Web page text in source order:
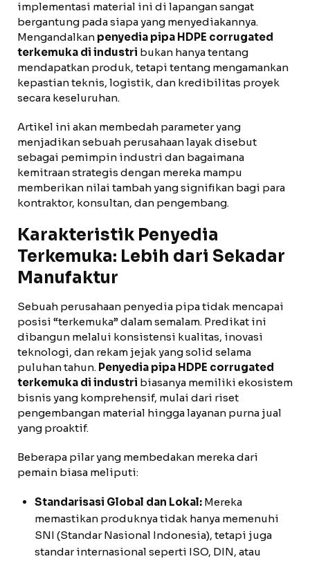
implementasi material ini di lapangan sangat
bergantung pada siapa yang menyediakannya.
Mengandalkan penyedia pipa HDPE corrugated
terkemuka di industri bukan hanya tentang
mendapatkan produk, tetapi tentang mengamankan
kepastian teknis, logistik, dan kredibilitas proyek
secara keseluruhan.
Artikel ini akan membedah parameter yang
menjadikan sebuah perusahaan layak disebut
sebagai pemimpin industri dan bagaimana
kemitraan strategis dengan mereka mampu
memberikan nilai tambah yang signifikan bagi para
kontraktor, konsultan, dan pengembang.
Karakteristik Penyedia
Terkemuka: Lebih dari Sekadar
Manufaktur
Sebuah perusahaan penyedia pipa tidak mencapai
posisi “terkemuka” dalam semalam. Predikat ini
dibangun melalui konsistensi kualitas, inovasi
teknologi, dan rekam jejak yang solid selama
puluhan tahun. Penyedia pipa HDPE corrugated
terkemuka di industri biasanya memiliki ekosistem
bisnis yang komprehensif, mulai dari riset
pengembangan material hingga layanan purna jual
yang proaktif.
Beberapa pilar yang membedakan mereka dari
pemain biasa meliputi:
Standarisasi Global dan Lokal: Mereka
memastikan produknya tidak hanya memenuhi
SNI (Standar Nasional Indonesia), tetapi juga
standar internasional seperti ISO, DIN, atau